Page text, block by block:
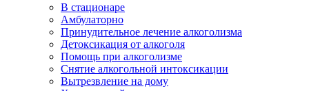
В стационаре
Амбулаторно
Принудительное лечение алкоголизма
Детоксикация от алкоголя
Помощь при алкоголизме
Снятие алкогольной интоксикации
Вытрезвление на дому